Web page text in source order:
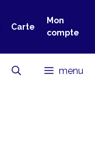
Carte
Mon
compte
menu